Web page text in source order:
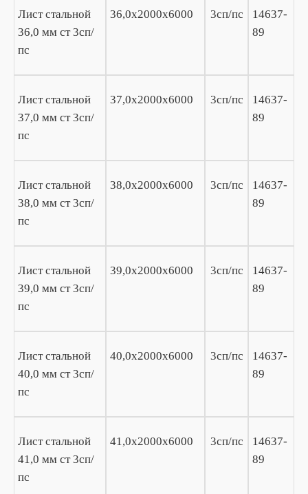
Лист стальной
36,0 мм ст 3сп/
пс
36,0х2000х6000 3сп/пс
14637-
89
Лист стальной
37,0 мм ст 3сп/
пс
37,0х2000х6000 3сп/пс
14637-
89
Лист стальной
38,0 мм ст 3сп/
пс
38,0х2000х6000 3сп/пс
14637-
89
Лист стальной
39,0 мм ст 3сп/
пс
39,0х2000х6000 3сп/пс
14637-
89
Лист стальной
40,0 мм ст 3сп/
пс
40,0х2000х6000 3сп/пс
14637-
89
Лист стальной
41,0 мм ст 3сп/
пс
41,0х2000х6000 3сп/пс
14637-
89